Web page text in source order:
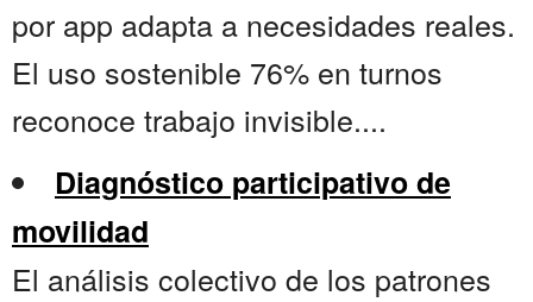
por app adapta a necesidades reales.
El uso sostenible 76% en turnos
reconoce trabajo invisible....
Diagnóstico participativo de
movilidad
El análisis colectivo de los patrones